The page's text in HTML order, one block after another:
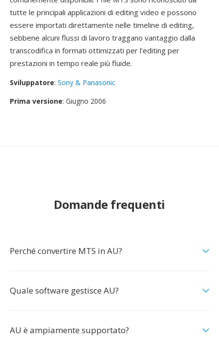
tutte le principali applicazioni di editing video e possono
essere importati direttamente nelle timeline di editing,
sebbene alcuni flussi di lavoro traggano vantaggio dalla
transcodifica in formati ottimizzati per l'editing per
prestazioni in tempo reale più fluide.
Sviluppatore: Sony & Panasonic
Prima versione: Giugno 2006
Domande frequenti
Perché convertire MTS in AU?
Quale software gestisce AU?
AU è ampiamente supportato?